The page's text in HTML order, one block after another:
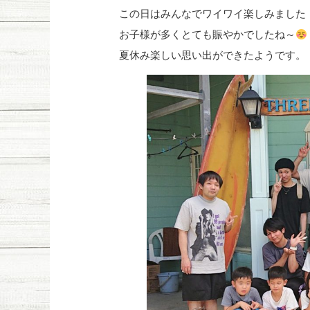
この日はみんなでワイワイ楽しみました
お子様が多くとても賑やかでしたね～
夏休み楽しい思い出ができたようです。